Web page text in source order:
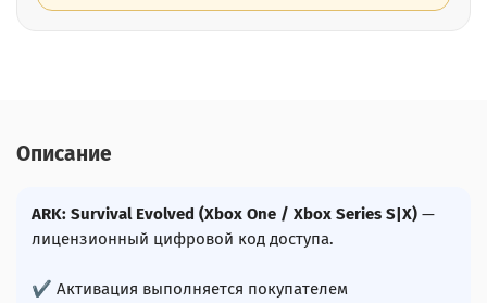
Описание
ARK: Survival Evolved (Xbox One / Xbox Series S|X) —
лицензионный цифровой код доступа.
✔ Активация выполняется покупателем